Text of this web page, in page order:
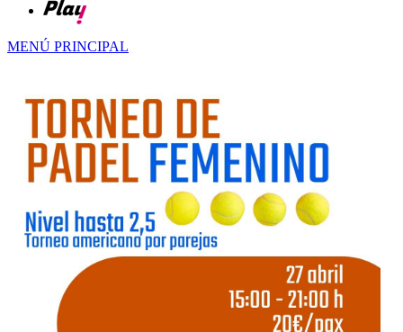
MENÚ PRINCIPAL